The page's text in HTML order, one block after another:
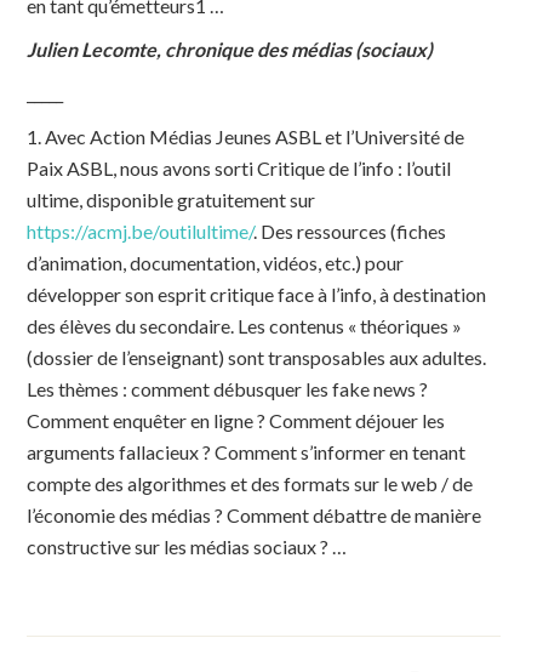
en tant qu’émetteurs1 …
Julien Lecomte, chronique des médias (sociaux)
1. Avec Action Médias Jeunes ASBL et l’Université de
Paix ASBL, nous avons sorti Critique de l’info : l’outil
ultime, disponible gratuitement sur
https://acmj.be/outilultime/. Des ressources (fiches
d’animation, documentation, vidéos, etc.) pour
développer son esprit critique face à l’info, à destination
des élèves du secondaire. Les contenus « théoriques »
(dossier de l’enseignant) sont transposables aux adultes.
Les thèmes : comment débusquer les fake news ?
Comment enquêter en ligne ? Comment déjouer les
arguments fallacieux ? Comment s’informer en tenant
compte des algorithmes et des formats sur le web / de
l’économie des médias ? Comment débattre de manière
constructive sur les médias sociaux ? …